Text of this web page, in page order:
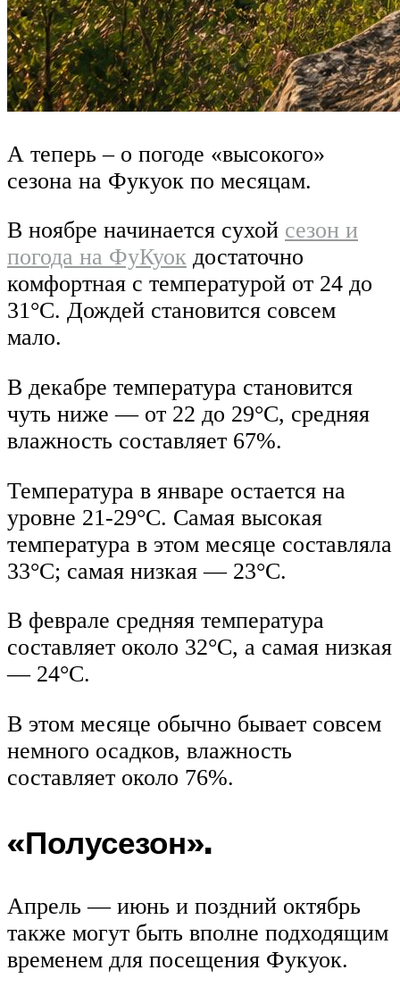
А теперь – о погоде «высокого»
сезона на Фукуок по месяцам.
В ноябре начинается сухой сезон и
погода на ФуКуок достаточно
комфортная с температурой от 24 до
31°C. Дождей становится совсем
мало.
В декабре температура становится
чуть ниже — от 22 до 29°C, средняя
влажность составляет 67%.
Температура в январе остается на
уровне 21-29°C. Самая высокая
температура в этом месяце составляла
33°C; самая низкая — 23°C.
В феврале средняя температура
составляет около 32°C, а самая низкая
— 24°C.
В этом месяце обычно бывает совсем
немного осадков, влажность
составляет около 76%.
«Полусезон».
Апрель — июнь и поздний октябрь
также могут быть вполне подходящим
временем для посещения Фукуок.